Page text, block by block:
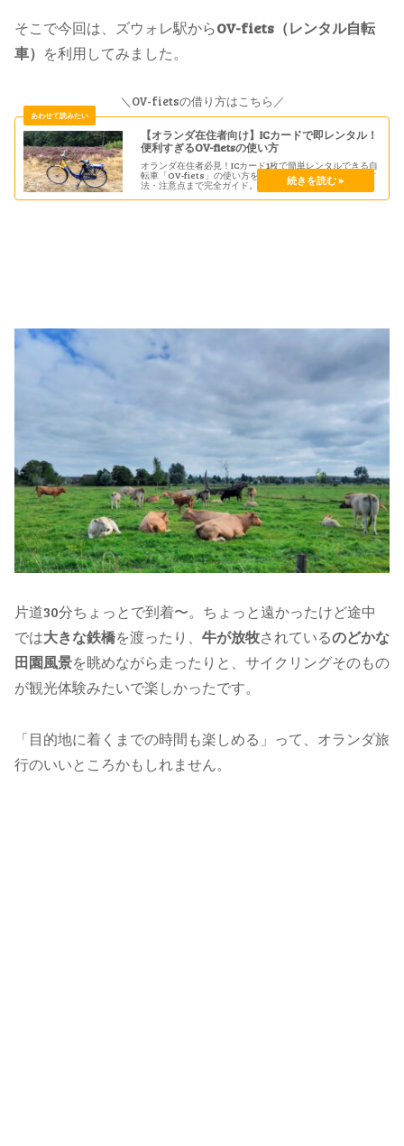
そこで今回は、ズウォレ駅からOV-fiets（レンタル自転
車） を利用してみました。
＼OV-fietsの借り方はこちら／
【オランダ在住者向け】ICカードで即レンタル！
便利すぎるOV-fietsの使い方
オランダ在住者必見！ICカード1枚で簡単レンタルできる自
転車「OV-fiets」の使い方を詳しく解説。借り方・返却方
法・注意点まで完全ガイド。オランダ鉄道の自転車をワン
タッチでレンタルしてサイクリング観光！
片道30分ちょっとで到着〜。ちょっと遠かったけど途中
では大きな鉄橋を渡ったり、 牛が放牧されているのどかな
田園風景を眺めながら走ったりと、サイクリングそのもの
が観光体験みたいで楽しかったです。
「目的地に着くまでの時間も楽しめる」って、オランダ旅
行のいいところかもしれません。